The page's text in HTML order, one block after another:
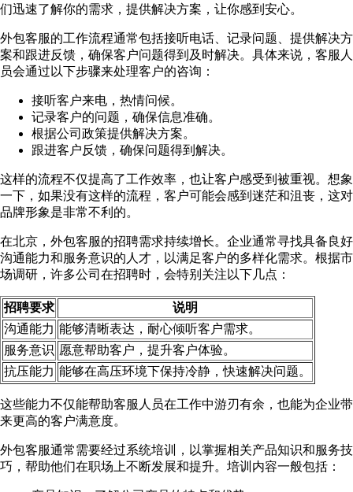
们迅速了解你的需求，提供解决方案，让你感到安心。
外包客服的工作流程通常包括接听电话、记录问题、提供解决方
案和跟进反馈，确保客户问题得到及时解决。具体来说，客服人
员会通过以下步骤来处理客户的咨询：
接听客户来电，热情问候。
记录客户的问题，确保信息准确。
根据公司政策提供解决方案。
跟进客户反馈，确保问题得到解决。
这样的流程不仅提高了工作效率，也让客户感受到被重视。想象
一下，如果没有这样的流程，客户可能会感到迷茫和沮丧，这对
品牌形象是非常不利的。
在北京，外包客服的招聘需求持续增长。企业通常寻找具备良好
沟通能力和服务意识的人才，以满足客户的多样化需求。根据市
场调研，许多公司在招聘时，会特别关注以下几点：
招聘要求
说明
沟通能力 能够清晰表达，耐心倾听客户需求。
服务意识 愿意帮助客户，提升客户体验。
抗压能力 能够在高压环境下保持冷静，快速解决问题。
这些能力不仅能帮助客服人员在工作中游刃有余，也能为企业带
来更高的客户满意度。
外包客服通常需要经过系统培训，以掌握相关产品知识和服务技
巧，帮助他们在职场上不断发展和提升。培训内容一般包括：